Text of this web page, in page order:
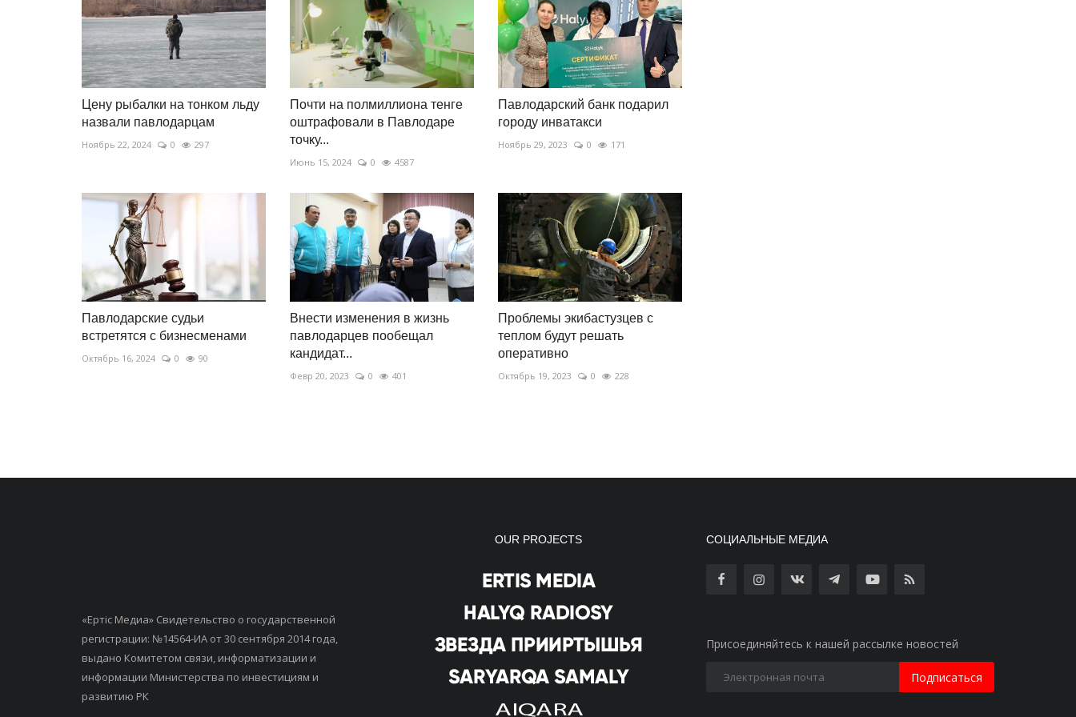
Цену рыбалки на тонком льду
назвали павлодарцам
Ноябрь 22, 2024 0 297
Почти на полмиллиона тенге
оштрафовали в Павлодаре
точку...
Июнь 15, 2024 0 4587
Павлодарский банк подарил
городу инватакси
Ноябрь 29, 2023 0 171
Павлодарские судьи
встретятся с бизнесменами
Октябрь 16, 2024 0 90
Внести изменения в жизнь
павлодарцев пообещал
кандидат...
Февр 20, 2023 0 401
Проблемы экибастузцев с
теплом будут решать
оперативно
Октябрь 19, 2023 0 228
«Ертiс Медиа» Свидетельство о государственной
регистрации: №14564-ИА от 30 сентября 2014 года,
выдано Комитетом связи, информатизации и
информации Министерства по инвестициям и
развитию РК
OUR PROJECTS СОЦИАЛЬНЫЕ МЕДИА
Присоединяйтесь к нашей рассылке новостей
Подписаться